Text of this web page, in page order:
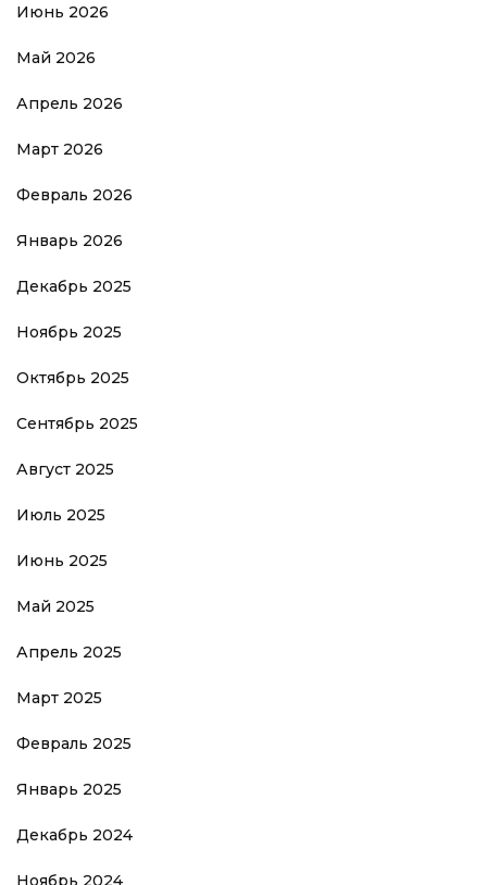
Июнь 2026
Май 2026
Апрель 2026
Март 2026
Февраль 2026
Январь 2026
Декабрь 2025
Ноябрь 2025
Октябрь 2025
Сентябрь 2025
Август 2025
Июль 2025
Июнь 2025
Май 2025
Апрель 2025
Март 2025
Февраль 2025
Январь 2025
Декабрь 2024
Ноябрь 2024